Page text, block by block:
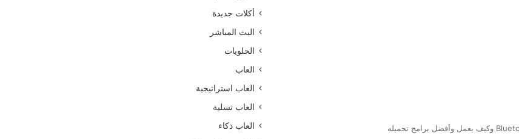
أكلات جديدة
البث المباشر
الحلويات
العاب
العاب استراتيجية
العاب تسلية
العاب ذكاء